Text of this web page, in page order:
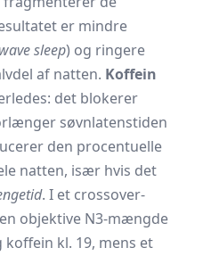
er mindre
sleep) og ringere
af natten. Koffein
det blokerer
søvnlatenstiden
den procentuelle
natten, især hvis det
. I et crossover-
objektive N3-mængde
koffein kl. 19, mens et